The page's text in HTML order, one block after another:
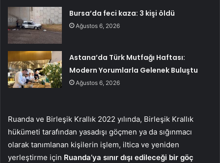
Bursa’da feci kaza: 3 kişi öldü
Ağustos 6, 2026
Astana’da Türk Mutfağı Haftası:
Modern Yorumlarla Gelenek Buluştu
Ağustos 6, 2026
Ruanda ve Birleşik Krallık 2022 yılında, Birleşik Krallık
hükümeti tarafından yasadışı göçmen ya da sığınmacı
olarak tanımlanan kişilerin işlem, iltica ve yeniden
yerleştirme için Ruanda’ya sınır dışı edileceği bir göç